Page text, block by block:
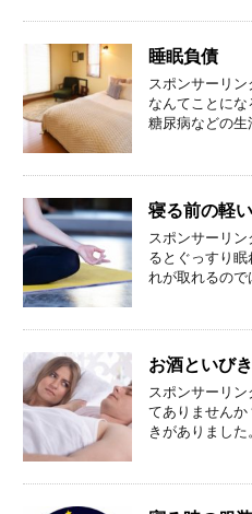
睡眠負債
スポンサーリ
なんてことに
糖尿病などの
寝る前の軽
スポンサーリ
るとぐっすり
れが取れるの
お酒といびき
スポンサーリ
てありません
きがありまし